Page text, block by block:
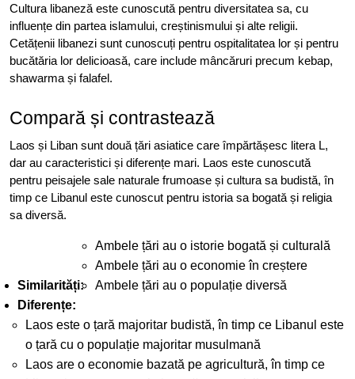
Cultura libaneză este cunoscută pentru diversitatea sa, cu
influențe din partea islamului, creștinismului și alte religii.
Cetățenii libanezi sunt cunoscuți pentru ospitalitatea lor și pentru
bucătăria lor delicioasă, care include mâncăruri precum kebap,
shawarma și falafel.
Compară și contrastează
Laos și Liban sunt două țări asiatice care împărtășesc litera L,
dar au caracteristici și diferențe mari. Laos este cunoscută
pentru peisajele sale naturale frumoase și cultura sa budistă, în
timp ce Libanul este cunoscut pentru istoria sa bogată și religia
sa diversă.
Similarități:
Ambele țări au o istorie bogată și culturală
Ambele țări au o economie în creștere
Ambele țări au o populație diversă
Diferențe:
Laos este o țară majoritar budistă, în timp ce Libanul este
o țară cu o populație majoritar musulmană
Laos are o economie bazată pe agricultură, în timp ce